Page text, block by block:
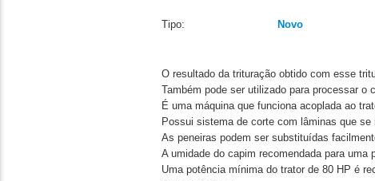
Tipo: Novo
O resultado da trituração obtido com esse
Também pode ser utilizado para processar o
É uma máquina que funciona acoplada ao
Possui sistema de corte com lâminas que
As peneiras podem ser substituídas
A umidade do capim recomendada para uma
Uma potência mínima do trator de 80 HP é